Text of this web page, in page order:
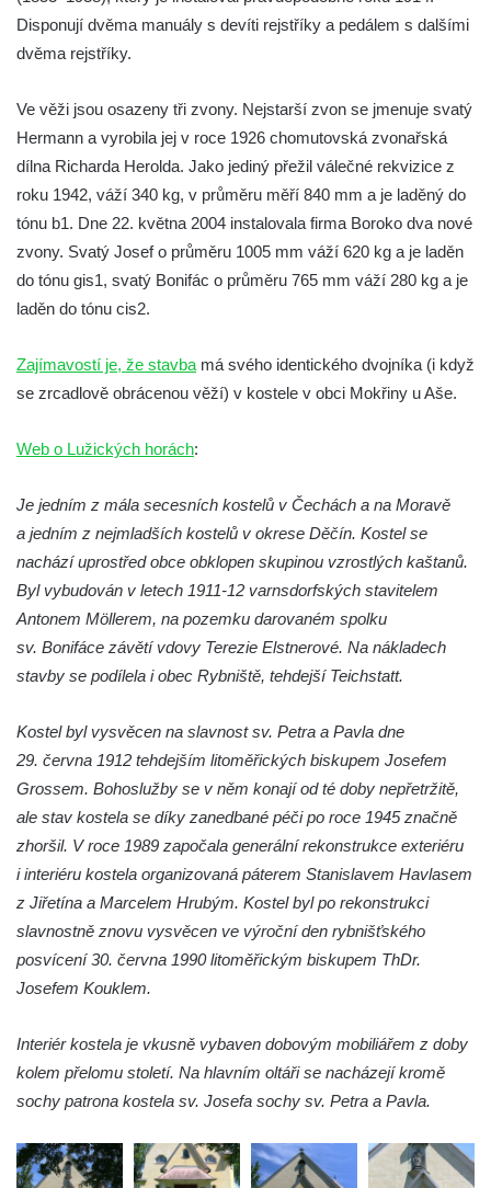
Jidášovo
Křížová cesta Římov – VI. kaple – Olivetská
Křížová cesta Římov – V. kaple – Smutná
duše
Křížová cesta Římov – IV. kaple – Pustá ves
Křížová cesta Římov – III. kaple – Stádní
Křížová cesta Římov – II. kaple – Poslední
večeře Páně
Ježíše s Pannou Marií
Márnice na hřbitově v Římově
Kaple mezi Dolním Třebonínem a Horním
Třebonínem
Kaple v severní části Dolního Třebonína
Márnice na hřbitově v Rybniště
Kaple u kostela svatého Jiljí v Lužci nad
Vltavou
Kaple Božího těla na hřbitově v Hostíně u
Vojkovic
Kostel Nanebevzetí Panny Marie v Hostíně
u Vojkovic
Kaple svatého Bartoloměje v Bukolu
Hřbitovní kaple na hřbitově v Lužci nad
Vltavou
Márnice na hřbitově v Hrobčicích
Hrobčicích
Kaple svatého Vavřince v Mirošovicích
Márnice na hřbitově v Račicích
Márnice na hřbitově v Dobříni
Kaple v Bezděkově
Disponují dvěma manuály s devíti rejstříky a pedálem s dalšími
dvěma rejstříky.
Ve věži jsou osazeny tři zvony. Nejstarší zvon se jmenuje svatý
Hermann a vyrobila jej v roce 1926 chomutovská zvonařská
dílna Richarda Herolda. Jako jediný přežil válečné rekvizice z
roku 1942, váží 340 kg, v průměru měří 840 mm a je laděný do
tónu b1. Dne 22. května 2004 instalovala firma Boroko dva nové
zvony. Svatý Josef o průměru 1005 mm váží 620 kg a je laděn
do tónu gis1, svatý Bonifác o průměru 765 mm váží 280 kg a je
laděn do tónu cis2.
Zajímavostí je, že stavba má svého identického dvojníka (i když
se zrcadlově obrácenou věží) v kostele v obci Mokřiny u Aše.
Web o Lužických horách:
Je jedním z mála secesních kostelů v Čechách a na Moravě
a jedním z nejmladších kostelů v okrese Děčín. Kostel se
nachází uprostřed obce obklopen skupinou vzrostlých kaštanů.
Byl vybudován v letech 1911-12 varnsdorfských stavitelem
Antonem Möllerem, na pozemku darovaném spolku
sv. Bonifáce závětí vdovy Terezie Elstnerové. Na nákladech
stavby se podílela i obec Rybniště, tehdejší Teichstatt.
Kostel byl vysvěcen na slavnost sv. Petra a Pavla dne
29. června 1912 tehdejším litoměřických biskupem Josefem
Grossem. Bohoslužby se v něm konají od té doby nepřetržitě,
ale stav kostela se díky zanedbané péči po roce 1945 značně
zhoršil. V roce 1989 započala generální rekonstrukce exteriéru
i interiéru kostela organizovaná páterem Stanislavem Havlasem
z Jiřetína a Marcelem Hrubým. Kostel byl po rekonstrukci
slavnostně znovu vysvěcen ve výroční den rybnišťského
posvícení 30. června 1990 litoměřickým biskupem ThDr.
Josefem Kouklem.
Interiér kostela je vkusně vybaven dobovým mobiliářem z doby
kolem přelomu století. Na hlavním oltáři se nacházejí kromě
sochy patrona kostela sv. Josefa sochy sv. Petra a Pavla.